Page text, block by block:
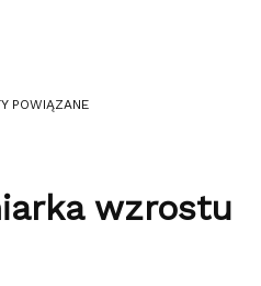
POWIĄZANE
wzrostu